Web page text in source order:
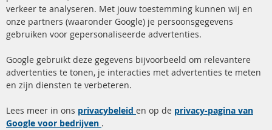
+49 (0) 4533 799 00 0
ma-do: 09-17 u, vr Fr 09-16 u
info@contra-automotive.de
facebook
instagram
Snelle links
Roetfilter reiniging
Kundenservice
verkeer te analyseren. Met jouw toestemming kunnen wij en
onze partners (waaronder Google) je persoonsgegevens
gebruiken voor gepersonaliseerde advertenties.
Google gebruikt deze gegevens bijvoorbeeld om relevantere
advertenties te tonen, je interacties met advertenties te meten
en zijn diensten te verbeteren.
Lees meer in ons privacybeleid en op de privacy-pagina van
Google voor bedrijven .